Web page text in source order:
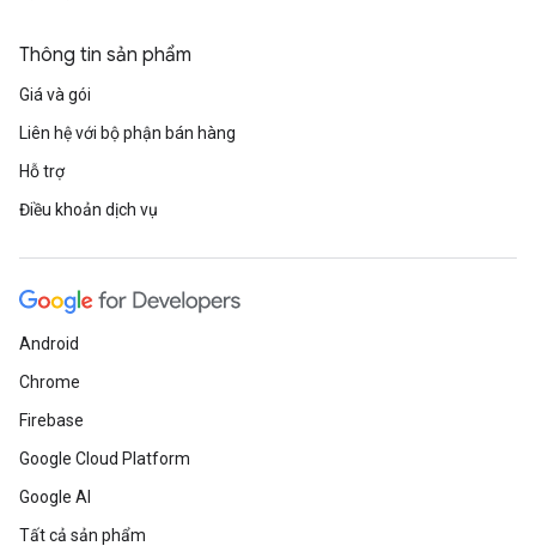
Thông tin sản phẩm
Giá và gói
Liên hệ với bộ phận bán hàng
Hỗ trợ
Điều khoản dịch vụ
Android
Chrome
Firebase
Google Cloud Platform
Google AI
Tất cả sản phẩm